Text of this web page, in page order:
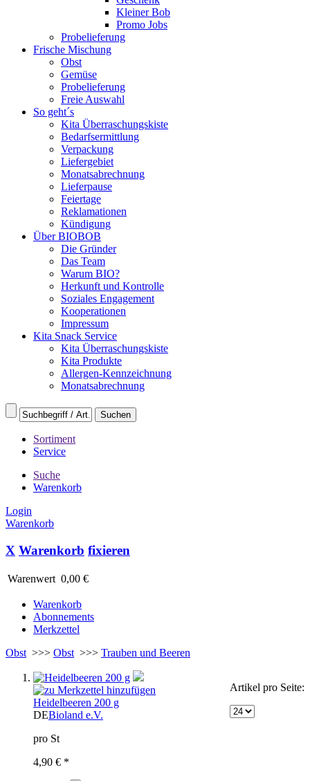
Kleiner Bob
Promo Jobs
Probelieferung
Frische Mischung
Obst
Gemüse
Probelieferung
Freie Auswahl
So geht´s
Kita Überraschungskiste
Bedarfsermittlung
Verpackung
Liefergebiet
Monatsabrechnung
Lieferpause
Feiertage
Reklamationen
Kündigung
Über BIOBOB
Die Gründer
Das Team
Warum BIO?
Herkunft und Kontrolle
Soziales Engagement
Kooperationen
Impressum
Kita Snack Service
Kita Überraschungskiste
Kita Produkte
Allergen-Kennzeichnung
Monatsabrechnung
Sortiment
Service
Suche
Warenkorb
Login
Warenkorb
X Warenkorb fixieren
Warenwert 0,00 €
Warenkorb
Abonnements
Merkzettel
Obst >>> Obst >>> Trauben und Beeren
Artikel pro Seite:
Heidelbeeren 200 g
DEBioland e.V.
pro St
4,90 € *